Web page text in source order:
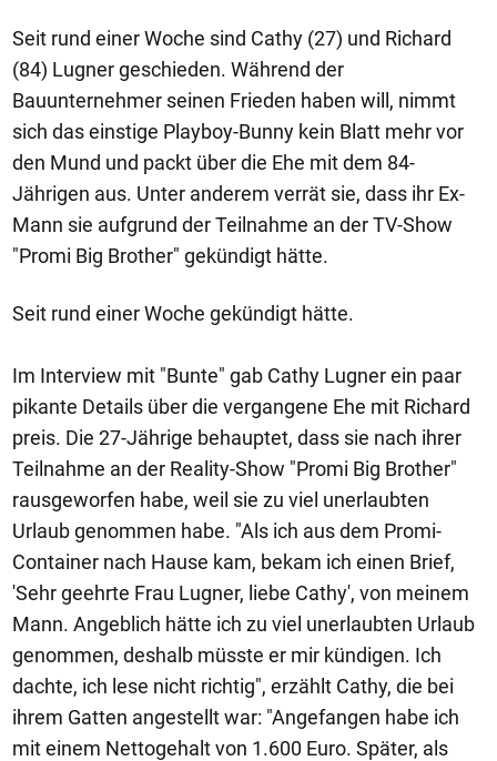
Seit rund einer Woche sind Cathy (27) und Richard
(84) Lugner geschieden. Während der
Bauunternehmer seinen Frieden haben will, nimmt
sich das einstige Playboy-Bunny kein Blatt mehr vor
den Mund und packt über die Ehe mit dem 84-
Jährigen aus. Unter anderem verrät sie, dass ihr Ex-
Mann sie aufgrund der Teilnahme an der TV-Show
"Promi Big Brother" gekündigt hätte.
Seit rund einer Woche gekündigt hätte.
Im Interview mit "Bunte" gab Cathy Lugner ein paar
pikante Details über die vergangene Ehe mit Richard
preis. Die 27-Jährige behauptet, dass sie nach ihrer
Teilnahme an der Reality-Show "Promi Big Brother"
rausgeworfen habe, weil sie zu viel unerlaubten
Urlaub genommen habe. "Als ich aus dem Promi-
Container nach Hause kam, bekam ich einen Brief,
'Sehr geehrte Frau Lugner, liebe Cathy', von meinem
Mann. Angeblich hätte ich zu viel unerlaubten Urlaub
genommen, deshalb müsste er mir kündigen. Ich
dachte, ich lese nicht richtig", erzählt Cathy, die bei
ihrem Gatten angestellt war: "Angefangen habe ich
mit einem Nettogehalt von 1.600 Euro. Später, als